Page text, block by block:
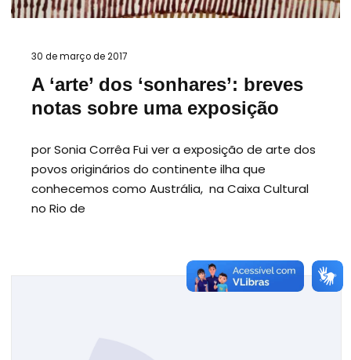
30 de março de 2017
A ‘arte’ dos ‘sonhares’: breves
notas sobre uma exposição
por Sonia Corrêa Fui ver a exposição de arte dos
povos originários do continente ilha que
conhecemos como Austrália, na Caixa Cultural
no Rio de